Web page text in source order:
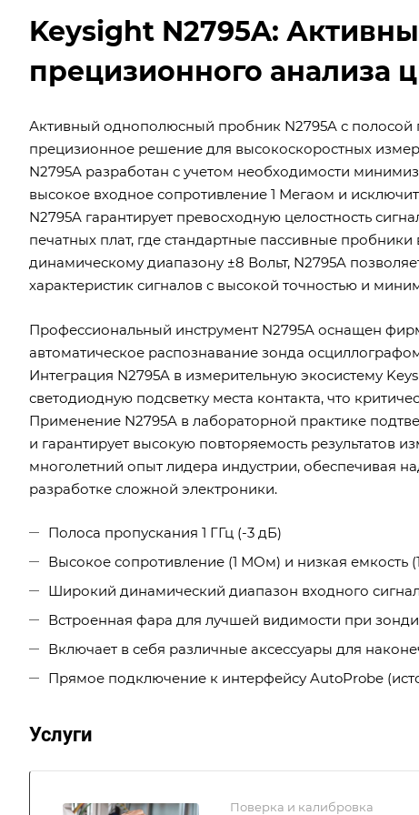
Keysight N2795A:
прецизионного анализа
Активный однополюсный пробник N2795A с полосой
прецизионное решение для высокоскоростных
N2795A разработан с учетом необходимости
высокое входное сопротивление 1 Мегаом и
N2795A гарантирует превосходную целостность
печатных плат, где стандартные пассивные
динамическому диапазону ±8 Вольт, N2795A
характеристик сигналов с высокой точностью и
Профессиональный инструмент N2795A оснащен
автоматическое распознавание зонда
Интеграция N2795A в измерительную экосистему
светодиодную подсветку места контакта, что
Применение N2795A в лабораторной практике
и гарантирует высокую повторяемость результатов
многолетний опыт лидера индустрии, обеспечивая
разработке сложной электроники.
Полоса пропускания 1 ГГц (-3 дБ)
Высокое сопротивление (1 МОм) и низкая емкость
Широкий динамический диапазон входного
Встроенная фара для лучшей видимости при
Включает в себя различные аксессуары для
Прямое подключение к интерфейсу AutoProbe
Услуги
Поверка и калибровка